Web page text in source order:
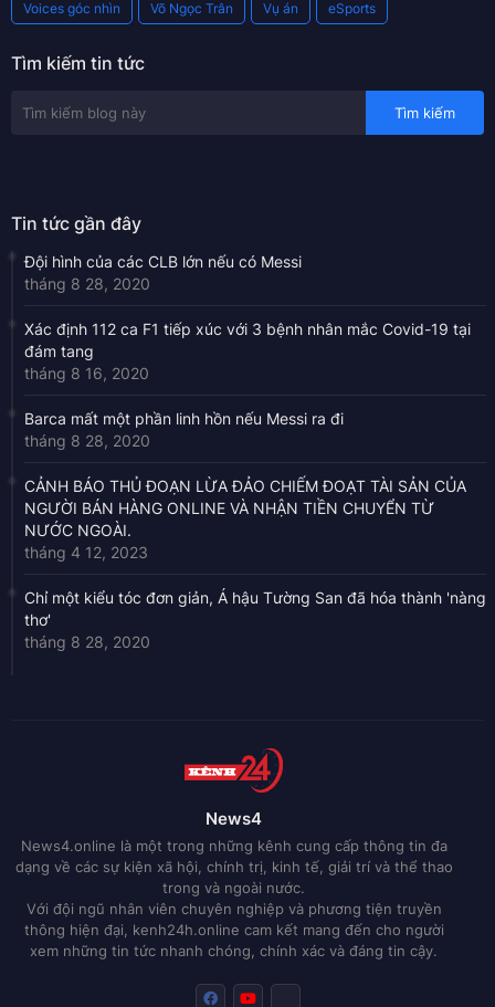
Voices góc nhìn Võ Ngọc Trân Vụ án eSports
Tìm kiếm tin tức
Tin tức gần đây
Đội hình của các CLB lớn nếu có Messi
tháng 8 28, 2020
Xác định 112 ca F1 tiếp xúc với 3 bệnh nhân mắc Covid-19 tại
đám tang
tháng 8 16, 2020
Barca mất một phần linh hồn nếu Messi ra đi
tháng 8 28, 2020
CẢNH BÁO THỦ ĐOẠN LỪA ĐẢO CHIẾM ĐOẠT TÀI SẢN CỦA
NGƯỜI BÁN HÀNG ONLINE VÀ NHẬN TIỀN CHUYỂN TỪ
NƯỚC NGOÀI.
tháng 4 12, 2023
Chỉ một kiểu tóc đơn giản, Á hậu Tường San đã hóa thành 'nàng
thơ'
tháng 8 28, 2020
News4
News4.online là một trong những kênh cung cấp thông tin đa
dạng về các sự kiện xã hội, chính trị, kinh tế, giải trí và thể thao
trong và ngoài nước.
Với đội ngũ nhân viên chuyên nghiệp và phương tiện truyền
thông hiện đại, kenh24h.online cam kết mang đến cho người
xem những tin tức nhanh chóng, chính xác và đáng tin cậy.